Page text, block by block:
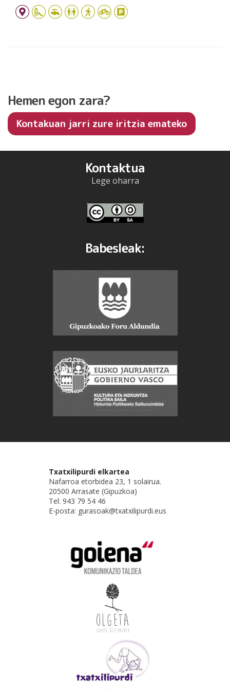
Hemen egon zara?
Kontakuan jarri zure iritzia emateko
Kontaktua
Lege oharra
Babesleak:
Txatxilipurdi elkartea
Nafarroa etorbidea 23, 1 solairua.
20500 Arrasate (Gipuzkoa)
Tel: 943 79 54 46
E-posta: gurasoak@txatxilipurdi.eus